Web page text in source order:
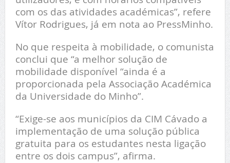
com os das atividades académicas”, refere
Vítor Rodrigues, já em nota ao PressMinho.
No que respeita à mobilidade, o comunista
conclui que “a melhor solução de
mobilidade disponível “ainda é a
proporcionada pela Associação Académica
da Universidade do Minho”.
“Exige-se aos municípios da CIM Cávado a
implementação de uma solução pública
gratuita para os estudantes nesta ligação
entre os dois campus”, afirma.